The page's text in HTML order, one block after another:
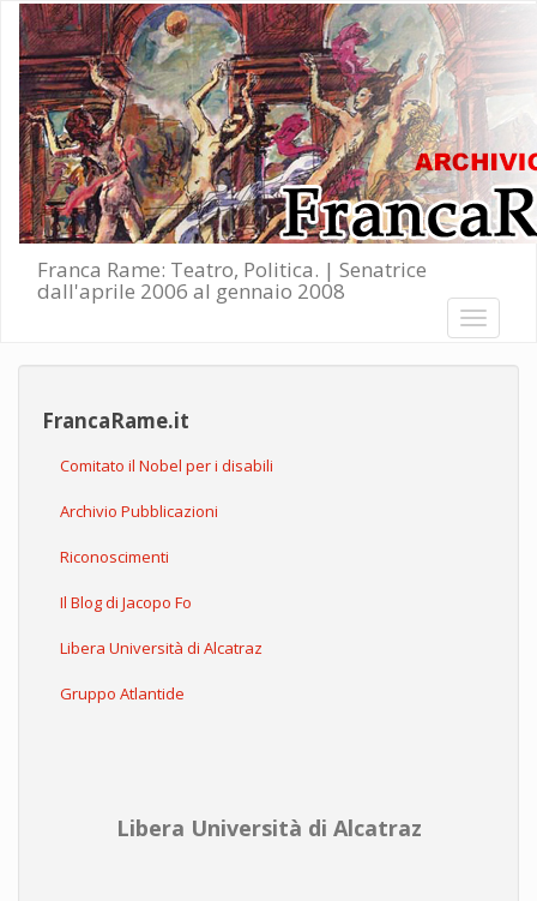
Salta al contenuto principale
Franca Rame: Teatro, Politica. | Senatrice
dall'aprile 2006 al gennaio 2008
Toggle
FrancaRame.it
Comitato il Nobel per i disabili
Archivio Pubblicazioni
Riconoscimenti
Il Blog di Jacopo Fo
Libera Università di Alcatraz
Gruppo Atlantide
Libera Università di Alcatraz